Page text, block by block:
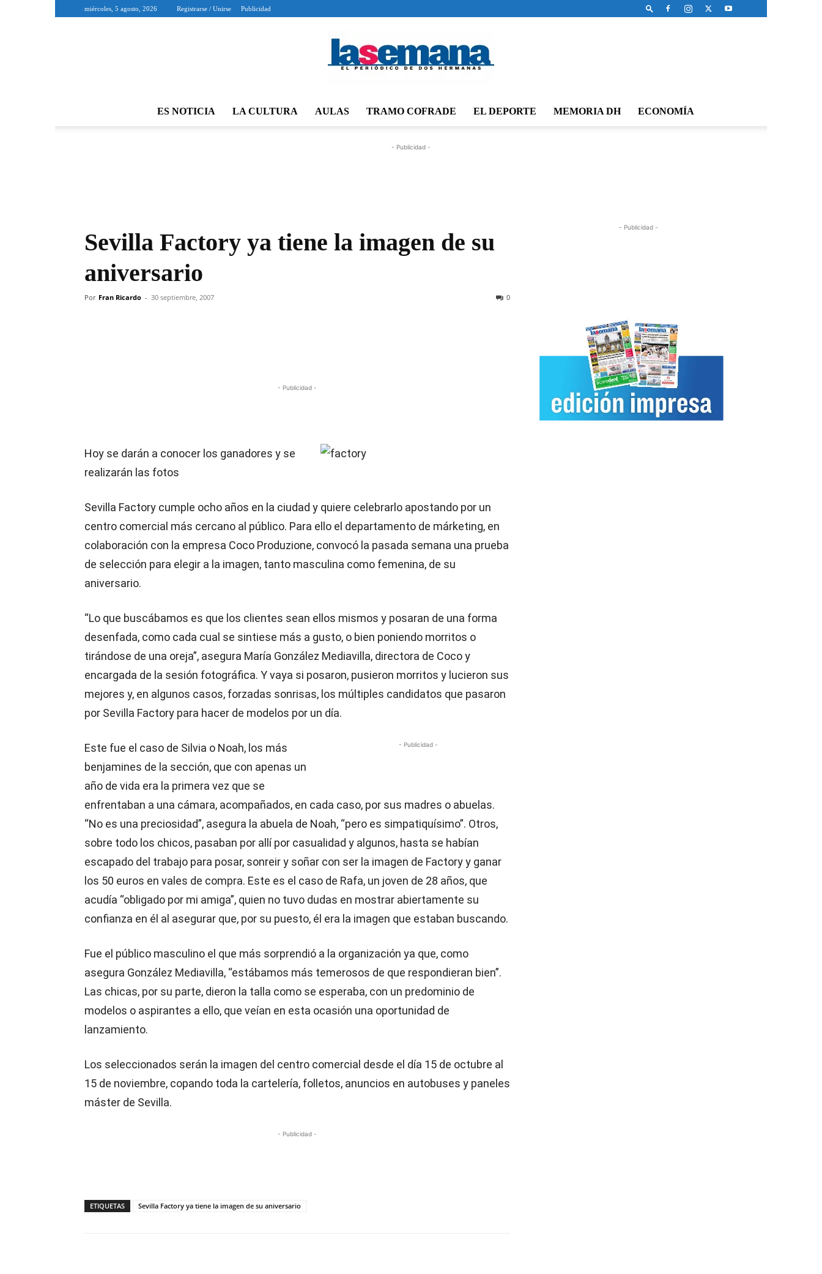
miércoles, 5 agosto, 2026 Registrarse / Unirse Publicidad
ES NOTICIA LA CULTURA AULAS TRAMO COFRADE EL DEPORTE MEMORIA DH ECONOMÍA
- Publicidad -
Sevilla Factory ya tiene la imagen de su
aniversario
Por Fran Ricardo - 30 septiembre, 2007 0
- Publicidad -
Hoy se darán a conocer los ganadores y se
realizarán las fotos
Sevilla Factory cumple ocho años en la ciudad y quiere celebrarlo apostando por un
centro comercial más cercano al público. Para ello el departamento de márketing, en
colaboración con la empresa Coco Produzione, convocó la pasada semana una prueba
de selección para elegir a la imagen, tanto masculina como femenina, de su
aniversario.
“Lo que buscábamos es que los clientes sean ellos mismos y posaran de una forma
desenfada, como cada cual se sintiese más a gusto, o bien poniendo morritos o
tirándose de una oreja”, asegura María González Mediavilla, directora de Coco y
encargada de la sesión fotográfica. Y vaya si posaron, pusieron morritos y lucieron sus
mejores y, en algunos casos, forzadas sonrisas, los múltiples candidatos que pasaron
por Sevilla Factory para hacer de modelos por un día.
- Publicidad -
Este fue el caso de Silvia o Noah, los más
benjamines de la sección, que con apenas un
año de vida era la primera vez que se
enfrentaban a una cámara, acompañados, en cada caso, por sus madres o abuelas.
“No es una preciosidad”, asegura la abuela de Noah, “pero es simpatiquísimo”. Otros,
sobre todo los chicos, pasaban por allí por casualidad y algunos, hasta se habían
escapado del trabajo para posar, sonreir y soñar con ser la imagen de Factory y ganar
los 50 euros en vales de compra. Este es el caso de Rafa, un joven de 28 años, que
acudía “obligado por mi amiga”, quien no tuvo dudas en mostrar abiertamente su
confianza en él al asegurar que, por su puesto, él era la imagen que estaban buscando.
Fue el público masculino el que más sorprendió a la organización ya que, como
asegura González Mediavilla, “estábamos más temerosos de que respondieran bien”.
Las chicas, por su parte, dieron la talla como se esperaba, con un predominio de
modelos o aspirantes a ello, que veían en esta ocasión una oportunidad de
lanzamiento.
Los seleccionados serán la imagen del centro comercial desde el día 15 de octubre al
15 de noviembre, copando toda la cartelería, folletos, anuncios en autobuses y paneles
máster de Sevilla.
- Publicidad -
ETIQUETAS Sevilla Factory ya tiene la imagen de su aniversario
- Publicidad -